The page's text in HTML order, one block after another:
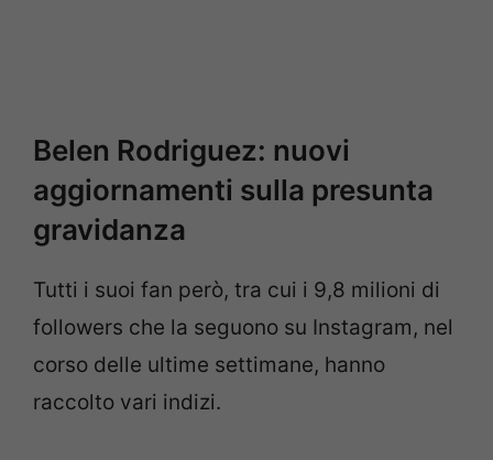
Belen Rodriguez: nuovi
aggiornamenti sulla presunta
gravidanza
Tutti i suoi fan però, tra cui i 9,8 milioni di
followers che la seguono su Instagram, nel
corso delle ultime settimane, hanno
raccolto vari indizi.